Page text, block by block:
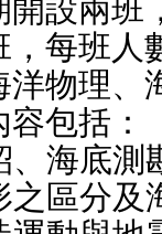
開設兩班
，每班人
洋物理、
包括：
、海底測
之區分及